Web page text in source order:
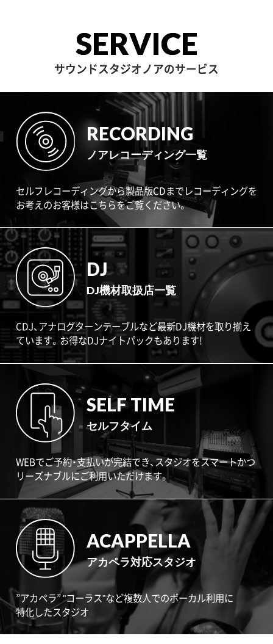
SERVICE
サウンドスタジオノアのサービス
RECORDING
ノアレコーディング一覧
セルフレコーディングから製品版CDまでレコーディングを
お考えのお客様はこちらをご覧ください。
DJ
DJ機材取扱店一覧
CDJ、アナログターンテーブルなど最新DJ機材を取り揃え
ています。お得なDJナイトパックもあります!
SELF TIME
セルフタイム
WEBでご予約・支払いが完結でき、スタジオをスマートかつ
リーズナブルにご利用いただけます。
ACAPPELLA
アカペラ対応スタジオ
”アカペラ” "コーラス"など複数人でのボーカル利用に
特化したスタジオ